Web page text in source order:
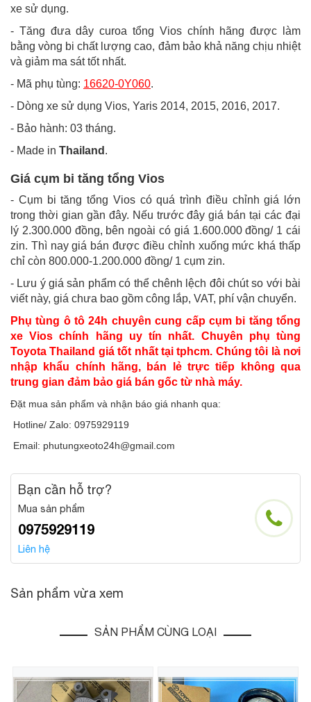
xe sử dụng.
- Tăng đưa dây curoa tổng Vios chính hãng được làm
bằng vòng bi chất lượng cao, đảm bảo khả năng chịu nhiệt
và giảm ma sát tốt nhất.
- Mã phụ tùng: 16620-0Y060.
- Dòng xe sử dụng Vios, Yaris 2014, 2015, 2016, 2017.
- Bảo hành: 03 tháng.
- Made in Thailand .
Giá cụm bi tăng tổng Vios
- Cụm bi tăng tổng Vios có quá trình điều chỉnh giá lớn
trong thời gian gần đây. Nếu trước đây giá bán tại các đại
lý 2.300.000 đồng, bên ngoài có giá 1.600.000 đồng/ 1 cái
zin. Thì nay giá bán được điều chỉnh xuống mức khá thấp
chỉ còn 800.000-1.200.000 đồng/ 1 cụm zin.
- Lưu ý giá sản phẩm có thể chênh lệch đôi chút so với bài
viết này, giá chưa bao gồm công lắp, VAT, phí vận chuyển.
Phụ tùng ô tô 24h chuyên cung cấp cụm bi tăng tổng
xe Vios chính hãng uy tín nhất. Chuyên phụ tùng
Toyota Thailand giá tốt nhất tại tphcm. Chúng tôi là nơi
nhập khẩu chính hãng, bán lẻ trực tiếp không qua
trung gian đảm bảo giá bán gốc từ nhà máy.
Đặt mua sản phẩm và nhận báo giá nhanh qua:
Hotline/ Zalo: 0975929119
Email: phutungxeoto24h@gmail.com
Bạn cần hỗ trợ?
Mua sản phẩm
0975929119
Liên hệ
Sản phẩm vừa xem
SẢN PHẨM CÙNG LOẠI